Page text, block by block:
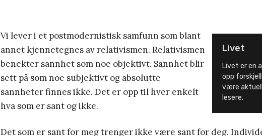
Livet
Livet er en
opp
være
lesere.
Vi lever i et postmodernistisk samfunn som blant
annet kjennetegnes av relativismen. Relativismen
benekter sannhet som noe objektivt. Sannhet blir
sett på som noe subjektivt og absolutte
sannheter finnes ikke. Det er opp til hver enkelt
hva som er sant og ikke.
Det som er sant for meg trenger ikke være sant for deg.